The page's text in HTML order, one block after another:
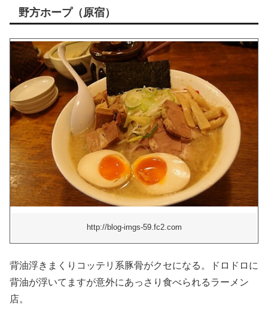
野方ホープ（原宿）
http://blog-imgs-59.fc2.com
背油浮きまくりコッテリ系豚骨がクセになる。ドロドロに
背油が浮いてますが意外にあっさり食べられるラーメン
店。